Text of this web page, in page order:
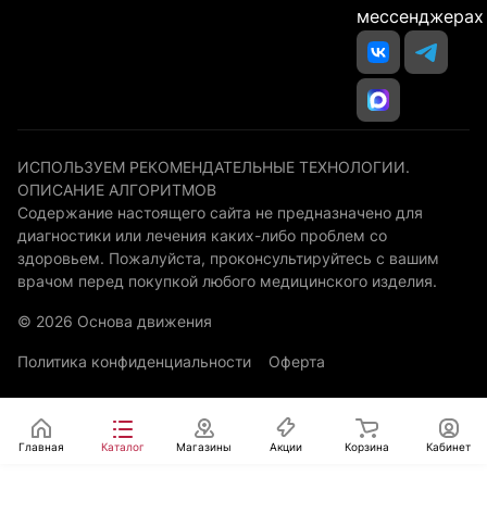
мессенджерах
ИСПОЛЬЗУЕМ РЕКОМЕНДАТЕЛЬНЫЕ ТЕХНОЛОГИИ.
ОПИСАНИЕ АЛГОРИТМОВ
Содержание настоящего сайта не предназначено для
диагностики или лечения каких-либо проблем со
здоровьем. Пожалуйста, проконсультируйтесь с вашим
врачом перед покупкой любого медицинского изделия.
© 2026 Основа движения
Политика конфиденциальности Оферта
Главная Каталог Магазины Акции Корзина Кабинет